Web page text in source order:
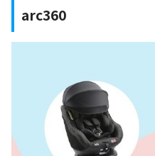
arc360